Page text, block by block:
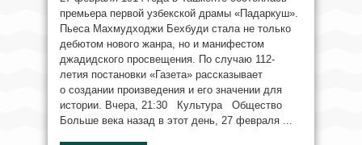
премьера первой узбекской драмы «Падаркуш».
Пьеса Махмудходжи Бехбуди стала не только
дебютом нового жанра, но и манифестом
джадидского просвещения. По случаю 112-
летия постановки «Газета» рассказывает
о создании произведения и его значении для
истории. Вчера, 21:30 Культура Общество
Больше века назад в этот день, 27 февраля ...